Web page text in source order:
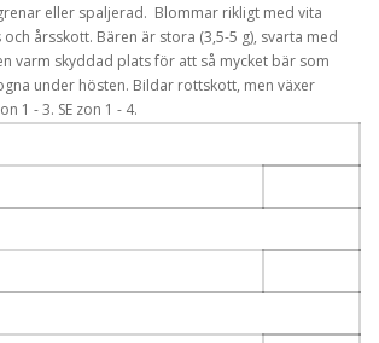
eller spaljerad. Blommar rikligt med vita
årsskott. Bären är stora (3,5-5 g), svarta med
varm skyddad plats för att så mycket bär som
under hösten. Bildar rottskott, men växer
1 - 3. SE zon 1 - 4.